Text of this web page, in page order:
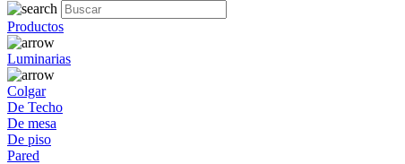
Productos
Luminarias
Colgar
De Techo
De mesa
De piso
Pared